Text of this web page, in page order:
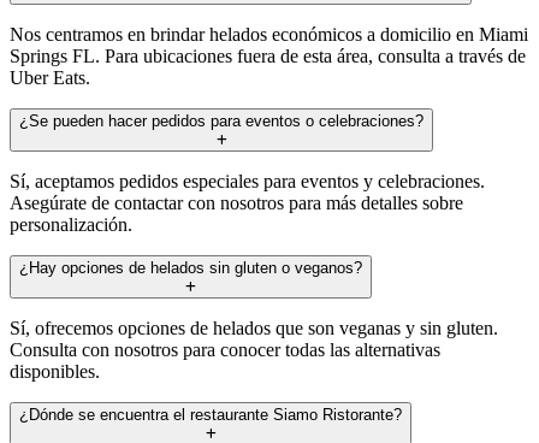
Nos centramos en brindar helados económicos a domicilio en Miami
Springs FL. Para ubicaciones fuera de esta área, consulta a través de
Uber Eats.
¿Se pueden hacer pedidos para eventos o celebraciones?
Sí, aceptamos pedidos especiales para eventos y celebraciones.
Asegúrate de contactar con nosotros para más detalles sobre
personalización.
¿Hay opciones de helados sin gluten o veganos?
Sí, ofrecemos opciones de helados que son veganas y sin gluten.
Consulta con nosotros para conocer todas las alternativas
disponibles.
¿Dónde se encuentra el restaurante Siamo Ristorante?